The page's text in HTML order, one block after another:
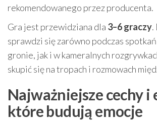
rekomendowanego przez producenta.
Gra jest przewidziana dla 3–6 graczy.
sprawdzi się zarówno podczas
gronie, jak i w kameralnych
skupić się na tropach i rozmowach
Najważniejsze cechy i
które budują emocje